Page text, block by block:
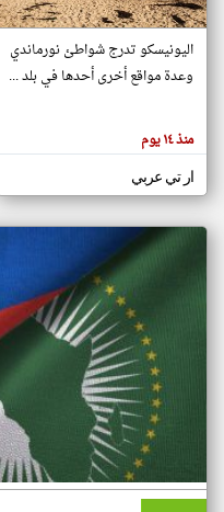
هنا عن
وجهة
كاتبيها.
اليونيسكو تدرج شواطئ نورماندي
وعدة مواقع أخرى أحدها في بلد ...
منذ ١٤ يوم
ار تي عربي